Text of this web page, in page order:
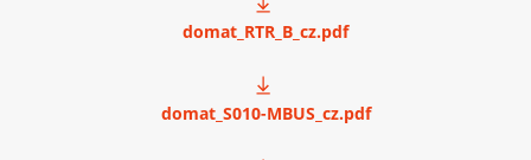
domat_RTR_B_cz.pdf
domat_S010-MBUS_cz.pdf